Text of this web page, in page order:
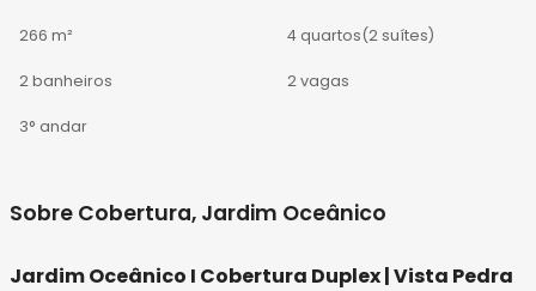
266 m² 4 quartos(2 suítes)
2 banheiros 2 vagas
3° andar
Sobre Cobertura, Jardim Oceânico
Jardim Oceânico I Cobertura Duplex | Vista Pedra